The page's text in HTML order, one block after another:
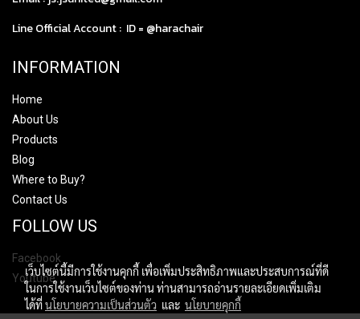
Line Official Account : ID = @harachair
INFORMATION
Home
About Us
Products
Blog
Where to Buy?
Contact Us
FOLLOW US
Facebook
Youtube
เว็บไซต์นี้มีการใช้งานคุกกี้ เพื่อเพิ่มประสิทธิภาพและประสบการณ์ที่ดี
ในการใช้งานเว็บไซต์ของท่าน ท่านสามารถอ่านรายละเอียดเพิ่มเติม
ได้ที่นโยบายความเป็นส่วนตัว และ นโยบายคุกกี้